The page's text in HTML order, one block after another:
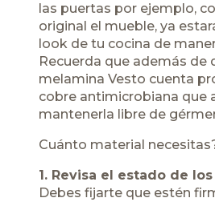
las puertas por ejemplo,
original el mueble, ya
look de tu cocina de
Recuerda que además de
melamina Vesto cuenta
cobre antimicrobiana que
mantenerla libre de
Cuánto material
1. Revisa el estado de
Debes fijarte que estén